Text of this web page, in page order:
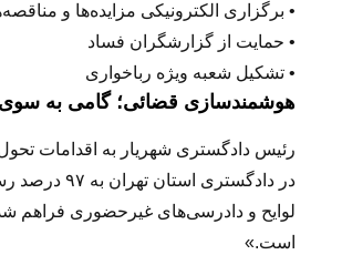
• برگزاری الکترونیکی مزایده‌ها و
• حمایت از گزارشگران فساد
• تشکیل شعبه ویژه رباخواری
هوشمندسازی قضائی؛ گامی به سوی
رئیس دادگستری شهریار به اقدامات
در
لوایح و دادرسی‌های غیرحضوری فراهم
است.»